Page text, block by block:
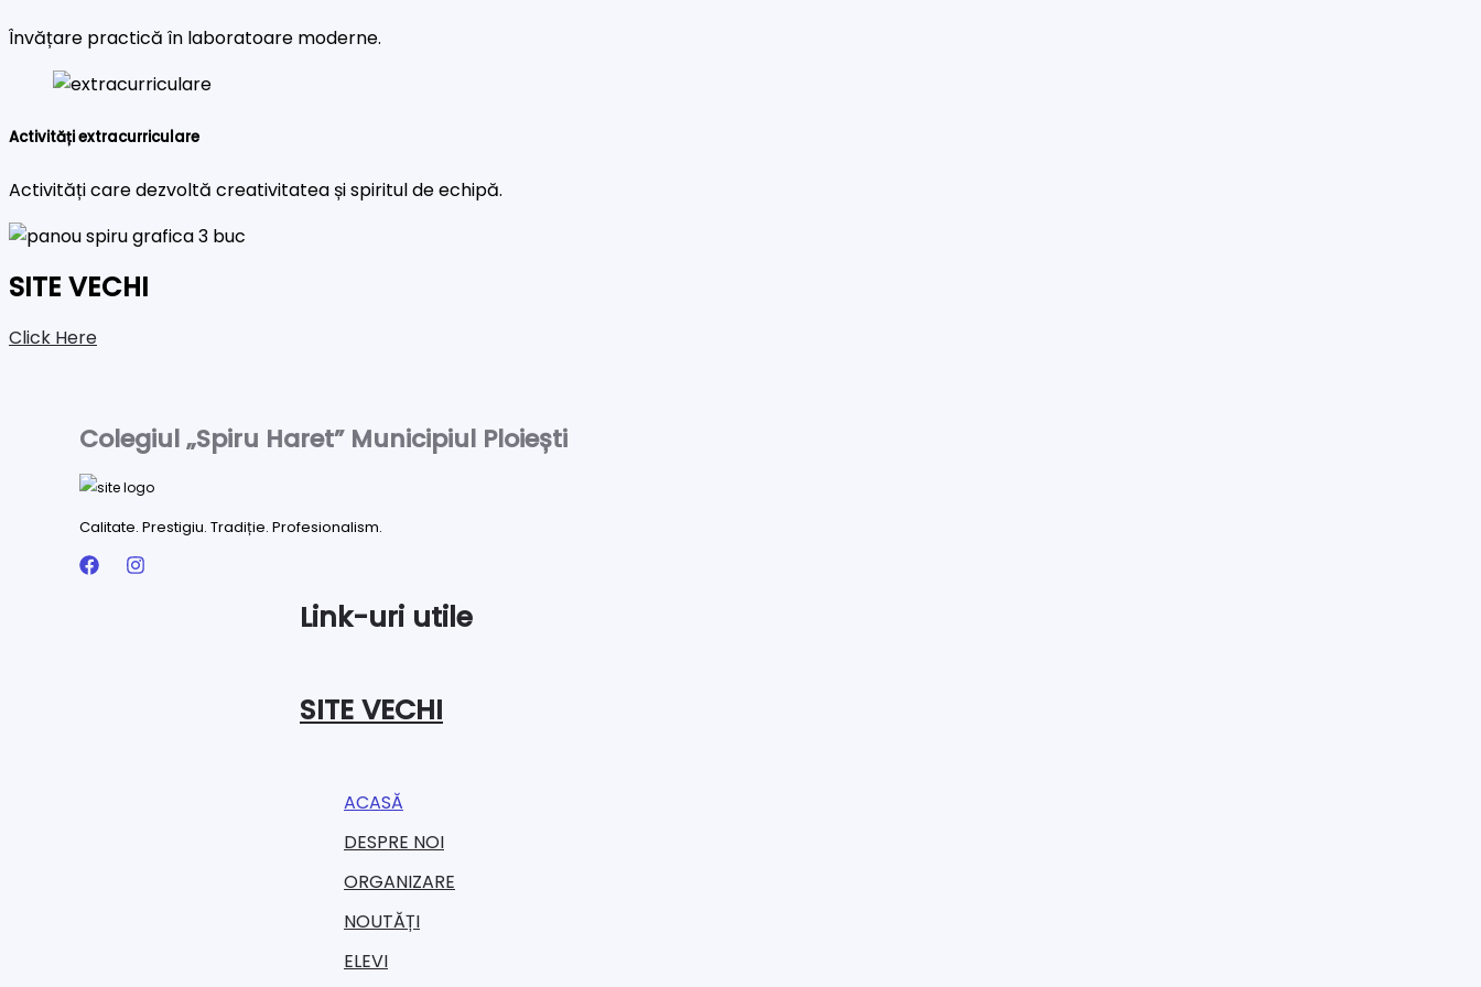
Învățare practică în laboratoare moderne.
Activități extracurriculare
Activități care dezvoltă creativitatea și spiritul de echipă.
SITE VECHI
Click Here
Colegiul „Spiru Haret” Municipiul Ploiești
Calitate. Prestigiu. Tradiție. Profesionalism.
Link-uri utile
SITE VECHI
ACASĂ
DESPRE NOI
ORGANIZARE​
NOUTĂȚI
ELEVI